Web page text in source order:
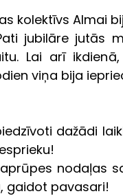
kolektīvs Almai
jubilāre jutās
Lai arī
viņa bija
dažādi
nodaļas
gaidot pavasari!